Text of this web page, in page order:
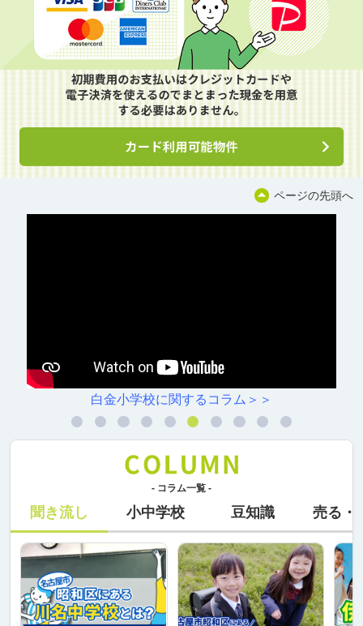
ページの先頭へ
白金小学校に関するコラム＞＞
- コラム一覧 -
聞き流し 小中学校 豆知識 売る・